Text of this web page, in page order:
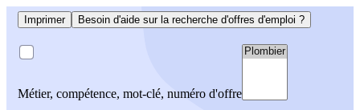
Imprimer Besoin d'aide sur la recherche d'offres d'emploi ?
Métier, compétence, mot-clé, numéro d'offre